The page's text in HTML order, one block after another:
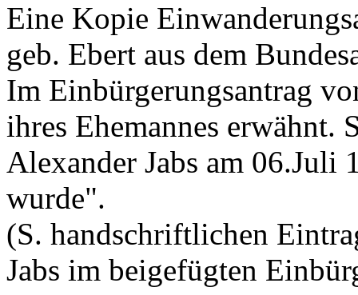
Eine Kopie
geb. Ebert aus dem
Im Einbürgerungsantrag
ihres Ehemannes erwähnt.
Alexander Jabs am
wurde".
(S. handschriftlichen
Jabs im beigefügten